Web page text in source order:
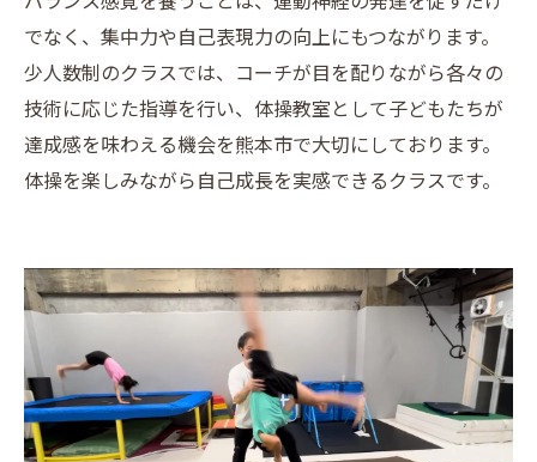
でなく、集中力や自己表現力の向上にもつながります。
少人数制のクラスでは、コーチが目を配りながら各々の
技術に応じた指導を行い、体操教室として子どもたちが
達成感を味わえる機会を熊本市で大切にしております。
体操を楽しみながら自己成長を実感できるクラスです。